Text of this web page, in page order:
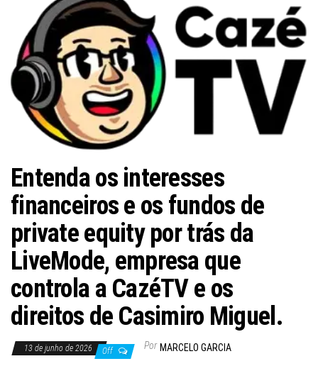
Entenda os interesses
financeiros e os fundos de
private equity por trás da
LiveMode, empresa que
controla a CazéTV e os
direitos de Casimiro Miguel.
13 de junho de 2026 Off Por MARCELO GARCIA